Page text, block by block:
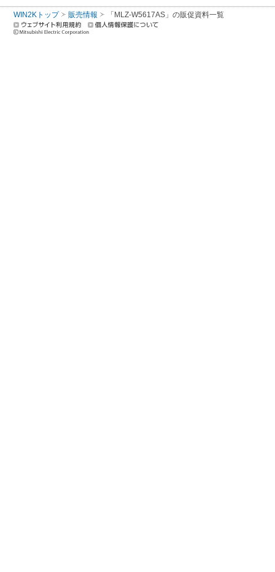
WIN2Kトップ 販売情報 「MLZ-W5617AS」の販促資料一覧